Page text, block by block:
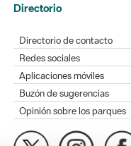
Directorio
Directorio de contacto
Redes sociales
Aplicaciones móviles
Buzón de sugerencias
Opinión sobre los parques